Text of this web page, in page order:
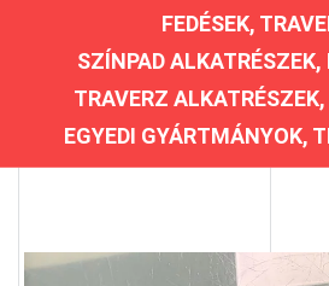
FEDÉSEK,
SZÍNPAD
TRAVERZ
EGYEDI GYÁRTMÁNYOK,